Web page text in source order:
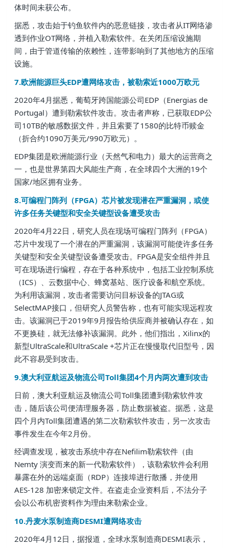
体时间未获公布。
据悉，攻击始于钓鱼软件内的恶意链接，攻击者从IT网络渗
透到作业OT网络，并植入勒索软件。在关闭压缩设施期
间，由于管道传输的依赖性，连带影响到了其他地方的压缩
设施。
7.欧洲能源巨头EDP遭网络攻击，被勒索近1000万欧元
2020年4月据悉，葡萄牙跨国能源公司EDP（Energias de
Portugal）遭到勒索软件攻击。攻击者声称，已获取EDP公
司10TB的敏感数据文件，并且索要了1580的比特币赎金
（折合约1090万美元/990万欧元）。
EDP集团是欧洲能源行业（天然气和电力）最大的运营商之
一，也是世界第四大风能生产商，在全球四个大洲的19个
国家/地区拥有业务。
8.可编程门阵列（FPGA）芯片被发现潜在严重漏洞，或使
许多任务关键型和安全关键型设备遭受攻击
2020年4月22日，研究人员在现场可编程门阵列（FPGA）
芯片中发现了一个潜在的严重漏洞，该漏洞可能使许多任务
关键型和安全关键型设备遭受攻击。FPGA是安全组件并且
可在现场进行编程，存在于各种系统中，包括工业控制系统
（ICS）、云数据中心、蜂窝基站、医疗设备和航空系统。
为利用该漏洞，攻击者需要访问目标设备的JTAG或
SelectMAP接口，但研究人员警告称，也有可能实现远程攻
击。该漏洞已于2019年9月报告给供应商并被确认存在，如
不更换硅，就无法修补该漏洞。此外，他们指出，Xilinx的
新型UltraScale和UltraScale +芯片正在慢慢取代旧型号，因
此不容易受到攻击。
9.澳大利亚航运及物流公司Toll集团4个月内两次遭到攻击
日前，澳大利亚航运及物流公司Toll集团遭到勒索软件攻
击，随后该公司便清理服务器，防止数据被盗。据悉，这是
四个月内Toll集团遭遇的第二次勒索软件攻击，另一次攻击
事件发生在今年2月份。
经调查发现，被攻击系统中存在Nefilim勒索软件（由
Nemty 演变而来的新一代勒索软件），该勒索软件会利用
暴露在外的远端桌面（RDP）连接埠进行散播，并使用
AES-128 加密来锁定文件。在盗走企业资料后，不法分子
会以公布机密资料作为理由来勒索企业。
10.丹麦水泵制造商DESMI遭网络攻击
2020年4月12日，据报道，全球水泵制造商DESMI表示，